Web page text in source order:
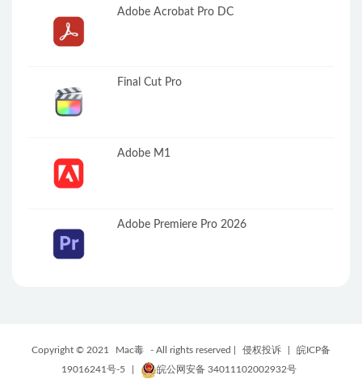
Adobe Acrobat Pro DC
Final Cut Pro
Adobe M1
Adobe Premiere Pro 2026
Copyright © 2021 Mac毒 - All rights reserved | 侵权投诉
皖ICP备
19016241号-5
皖公网安备 34011102002932号